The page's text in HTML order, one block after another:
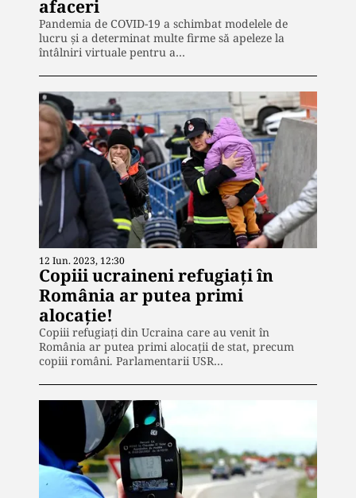
afaceri
Pandemia de COVID-19 a schimbat modelele de
lucru și a determinat multe firme să apeleze la
întâlniri virtuale pentru a…
12 Iun. 2023, 12:30
Copiii ucraineni refugiați în
România ar putea primi
alocație!
Copiii refugiați din Ucraina care au venit în
România ar putea primi alocații de stat, precum
copiii români. Parlamentarii USR…